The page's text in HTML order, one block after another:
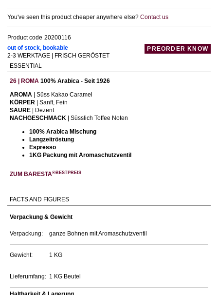
You've seen this product cheaper anywhere else? Contact us
Product code 20200116
out of stock, bookable
2-3 WERKTAGE | FRISCH GERÖSTET
PREORDER KNOW
ESSENTIAL
26 | ROMA 100% Arabica - Seit 1926
AROMA | Süss Kakao Caramel
KÖRPER | Sanft, Fein
SÄURE | Dezent
NACHGESCHMACK | Süsslich Toffee Noten
100% Arabica Mischung
Langzeitröstung
Espresso
1KG Packung mit Aromaschutzventil
ZUM BARESTA®BESTPREIS
FACTS AND FIGURES
Verpackung & Gewicht
Verpackung: ganze Bohnen mit Aromaschutzventil
Gewicht: 1 KG
Lieferumfang: 1 KG Beutel